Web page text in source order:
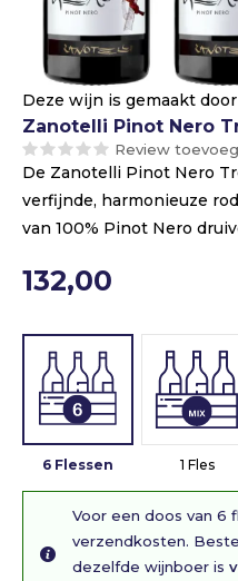
Deze wijn is gemaakt door
Zanotelli Pinot Nero
Review
De Zanotelli Pinot Nero
verfijnde, harmonieuze
van 100% Pinot Nero
132,00
6 Flessen 1 Fles
Voor een doos van 6
verzendkosten.
dezelfde wijnboer is